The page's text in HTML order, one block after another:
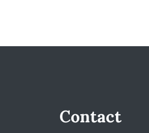
Contact